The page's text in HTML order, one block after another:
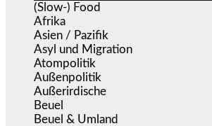
(Slow-) Food
Afrika
Asien / Pazifik
Asyl und Migration
Atompolitik
Außenpolitik
Außerirdische
Beuel
Beuel & Umland